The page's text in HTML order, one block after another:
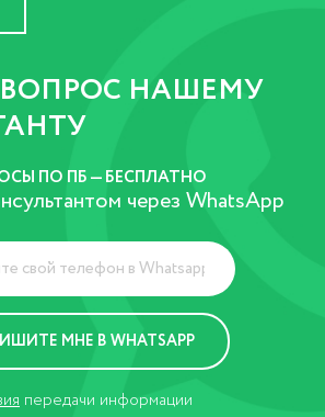
НАШЕМУ
ПО ПБ — БЕСПЛАТНО
через WhatsApp
передачи информации